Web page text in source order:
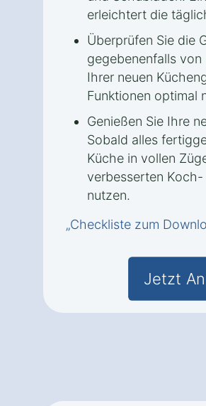
erleichtert die
Überprüfen Sie die
gegebenenfalls
Ihrer neuen
Funktionen optimal
Genießen Sie Ihre
Sobald alles
Küche in vollen
verbesserten
nutzen.
„Checkliste zum
Jetzt